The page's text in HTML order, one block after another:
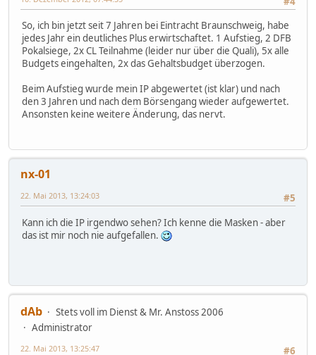
So, ich bin jetzt seit 7 Jahren bei Eintracht Braunschweig, habe
jedes Jahr ein deutliches Plus erwirtschaftet. 1 Aufstieg, 2 DFB
Pokalsiege, 2x CL Teilnahme (leider nur über die Quali), 5x alle
Budgets eingehalten, 2x das Gehaltsbudget überzogen.
Beim Aufstieg wurde mein IP abgewertet (ist klar) und nach
den 3 Jahren und nach dem Börsengang wieder aufgewertet.
Ansonsten keine weitere Änderung, das nervt.
nx-01
#5
22. Mai 2013, 13:24:03
Kann ich die IP irgendwo sehen? Ich kenne die Masken - aber
das ist mir noch nie aufgefallen.
dAb
Stets voll im Dienst & Mr. Anstoss 2006
Administrator
#6
22. Mai 2013, 13:25:47